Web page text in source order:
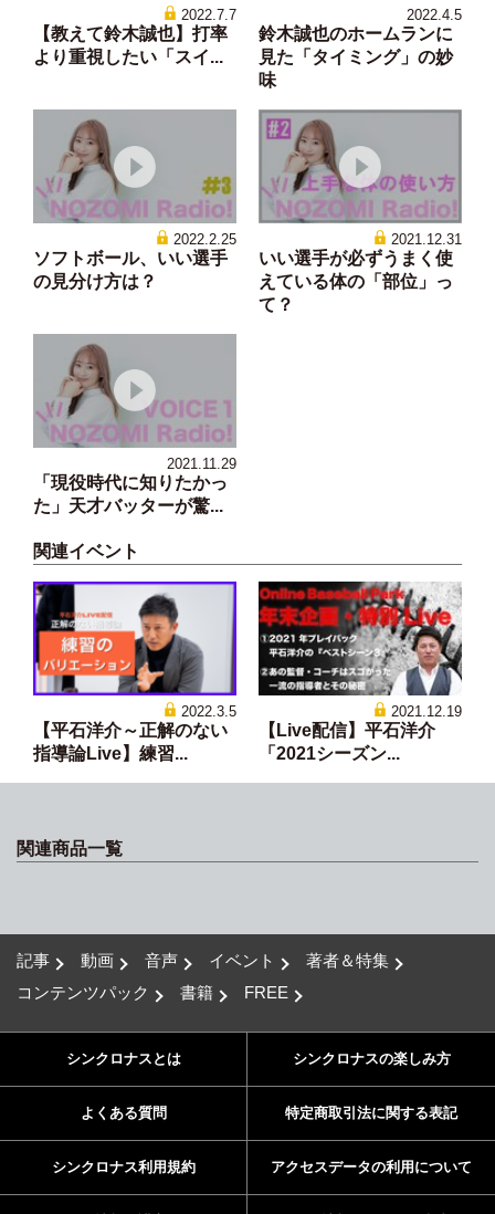
2022.7.7
【教えて鈴木誠也】打率
より重視したい「スイ...
2022.4.5
鈴木誠也のホームランに
見た「タイミング」の妙
味
2022.2.25
ソフトボール、いい選手
の見分け方は？
2021.12.31
いい選手が必ずうまく使
えている体の「部位」っ
て？
2021.11.29
「現役時代に知りたかっ
た」天才バッターが驚...
関連イベント
2022.3.5
【平石洋介～正解のない
指導論Live】練習...
2021.12.19
【Live配信】平石洋介
「2021シーズン...
関連商品一覧
記事 動画 音声 イベント
著者＆特集
コンテンツパック
書籍 FREE
シンクロナスとは シンクロナスの楽しみ方
よくある質問 特定商取引法に関する表記
シンクロナス利用規約 アクセスデータの利用について